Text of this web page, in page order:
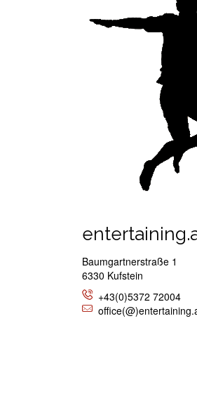
Baumgartnerstraße 1
6330 Kufstein
+43(0)5372 72004